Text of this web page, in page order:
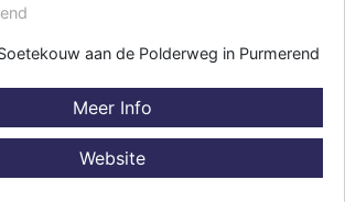
aan de Polderweg in Purmerend
Meer Info
Website